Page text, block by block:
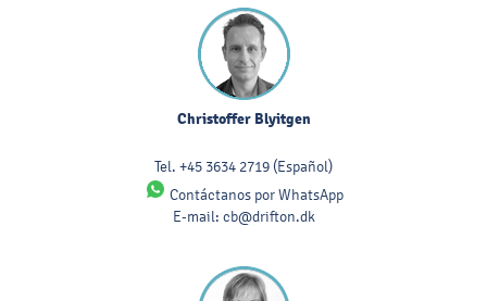
Christoffer Blyitgen
Tel. +45 3634 2719 (Español)
Contáctanos por WhatsApp
E-mail: cb@drifton.dk